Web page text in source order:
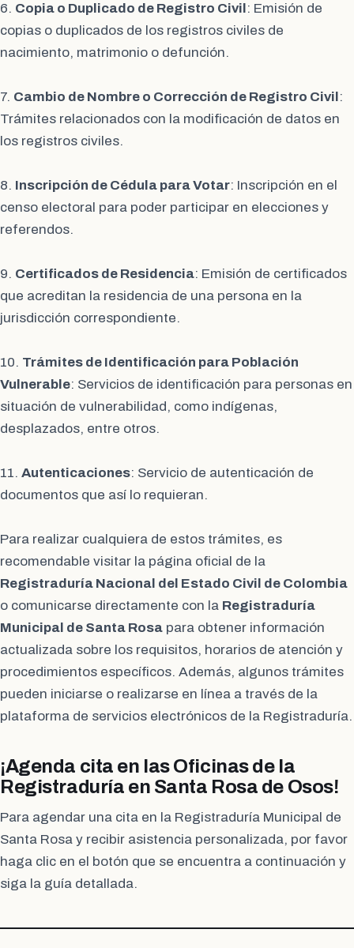
6. Copia o Duplicado de Registro Civil : Emisión de
copias o duplicados de los registros civiles de
nacimiento, matrimonio o defunción.
7. Cambio de Nombre o Corrección de Registro Civil :
Trámites relacionados con la modificación de datos en
los registros civiles.
8. Inscripción de Cédula para Votar: Inscripción en el
censo electoral para poder participar en elecciones y
referendos.
9. Certificados de Residencia: Emisión de certificados
que acreditan la residencia de una persona en la
jurisdicción correspondiente.
10. Trámites de Identificación para Población
Vulnerable: Servicios de identificación para personas en
situación de vulnerabilidad, como indígenas,
desplazados, entre otros.
11. Autenticaciones: Servicio de autenticación de
documentos que así lo requieran.
Para realizar cualquiera de estos trámites, es
recomendable visitar la página oficial de la
Registraduría Nacional del Estado Civil de Colombia
o comunicarse directamente con la Registraduría
Municipal de Santa Rosa para obtener información
actualizada sobre los requisitos, horarios de atención y
procedimientos específicos. Además, algunos trámites
pueden iniciarse o realizarse en línea a través de la
plataforma de servicios electrónicos de la Registraduría.
¡Agenda cita en las Oficinas de la
Registraduría en Santa Rosa de Osos!
Para agendar una cita en la Registraduría Municipal de
Santa Rosa y recibir asistencia personalizada, por favor
haga clic en el botón que se encuentra a continuación y
siga la guía detallada.